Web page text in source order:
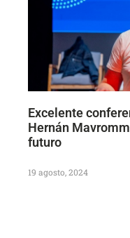
Excelente
Hernán
futuro
19 agosto, 2024